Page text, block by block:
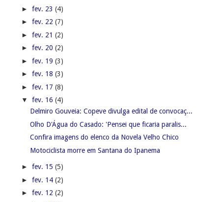
► fev. 23 (4)
► fev. 22 (7)
► fev. 21 (2)
► fev. 20 (2)
► fev. 19 (3)
► fev. 18 (3)
► fev. 17 (8)
▼ fev. 16 (4)
Delmiro Gouveia: Copeve divulga edital de convocaç...
Olho D'Água do Casado: 'Pensei que ficaria paralis...
Confira imagens do elenco da Novela Velho Chico
Motociclista morre em Santana do Ipanema
► fev. 15 (5)
► fev. 14 (2)
► fev. 12 (2)